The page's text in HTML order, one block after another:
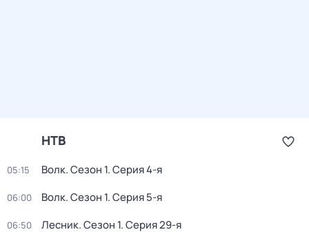
НТВ
05:15 Волк. Сезон 1. Серия 4-я
06:00 Волк. Сезон 1. Серия 5-я
06:50 Лесник. Сезон 1. Серия 29-я